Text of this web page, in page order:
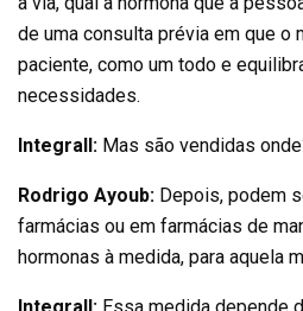
de uma consulta prévia em que o
paciente, como um todo e
necessidades.
Integrall: Mas são vendidas
Rodrigo Ayoub: Depois, podem
farmácias ou em farmácias de
hormonas à medida, para aquela